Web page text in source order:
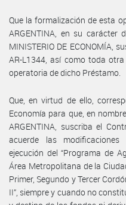
Que la formalización de esta
ARGENTINA, en su carácter
MINISTERIO DE ECONOMÍA,
AR-L1344, así como toda
operatoria de dicho Préstamo.
Que, en virtud de ello,
Economía para que, en
ARGENTINA, suscriba el
acuerde las
ejecución del “Programa de
Área Metropolitana de la
Primer, Segundo y Tercer
II”, siempre y cuando no